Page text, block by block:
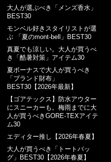
大人が選ぶべき「メンズ香水」
BEST30
モンベル好きスタイリストが選
ぶ 「夏のmont-bell」BEST30
真夏でも涼しい。大人が買うべ
き「酷暑対策」アイテム30
夏ボーナスで大人が買うべき
「ブランド財布」
BEST30【2026年最新】
【ゴアテックス】防水アウター
にスニーカーも。梅雨までに大
人が買うべきGORE-TEXアイテ
ム30
エディター推し【2026年春夏】
大人が買うべき「トートバッ
グ」BEST30【2026年春夏】